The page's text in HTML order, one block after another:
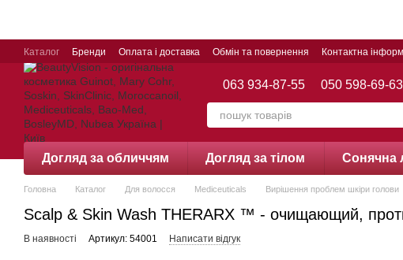
Каталог Бренди Оплата і доставка Обмін та повернення Контактна
063 934-87-55 050 598-69-63
Догляд за обличчям Догляд за тілом Сонячна
Головна Каталог Для волосся Mediceuticals Вирішення проблем шкіри голови
Scalp & Skin Wash THERARX ™ - очищающий,
В наявності Артикул: 54001 Написати відгук